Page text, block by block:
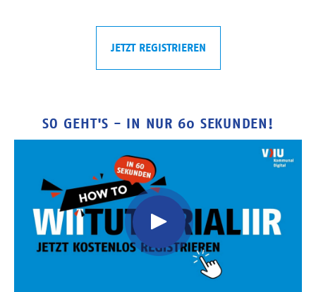
JETZT REGISTRIEREN
SO GEHT'S - IN NUR 60 SEKUNDEN!